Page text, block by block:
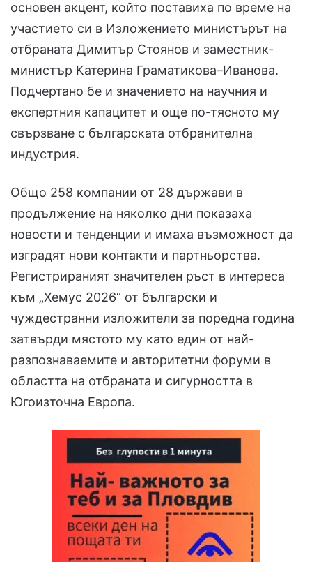
основен акцент, който поставиха по време на
участието си в Изложението министърът на
отбраната Димитър Стоянов и заместник-
министър Катерина Граматикова–Иванова.
Подчертано бе и значението на научния и
експертния капацитет и още по-тясното му
свързване с българската отбранителна
индустрия.
Общо 258 компании от 28 държави в
продължение на няколко дни показаха
новости и тенденции и имаха възможност да
изградят нови контакти и партньорства.
Регистрираният значителен ръст в интереса
към „Хемус 2026“ от български и
чуждестранни изложители за поредна година
затвърди мястото му като един от най-
разпознаваемите и авторитетни форуми в
областта на отбраната и сигурността в
Югоизточна Европа.